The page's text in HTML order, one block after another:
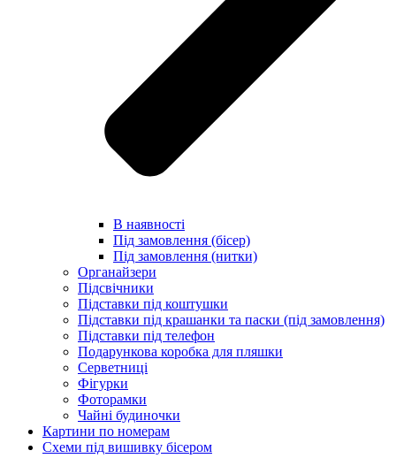
В наявності
Під замовлення (бісер)
Під замовлення (нитки)
Органайзери
Підсвічники
Підставки під коштушки
Підставки під крашанки та паски (під замовлення)
Підставки під телефон
Подарункова коробка для пляшки
Серветниці
Фігурки
Фоторамки
Чайні будиночки
Картини по номерам
Схеми під вишивку бісером